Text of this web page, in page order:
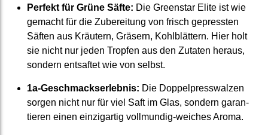
Perfekt für Grüne Säfte: Die Greenstar Elite ist wie
gemacht für die Zu­berei­tung von frisch ge­pressten
Säften aus Kräutern, Gräsern, Kohl­blättern. Hier holt
sie nicht nur jeden Tropfen aus den Zutaten heraus,
sondern entsaftet wie von selbst.
1a-Geschmackserlebnis: Die Doppel­press­walzen
sorgen nicht nur für viel Saft im Glas, sondern garan­
tieren einen einzig­artig vollmundig-weiches Aroma.